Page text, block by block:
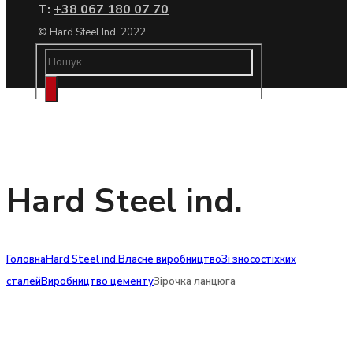
Т: +38 067 180 07 70
© Hard Steel Ind. 2022
Hard Steel ind.
ГоловнаHard Steel ind.Власне виробництвоЗі зносостіхких
сталейВиробництво цементуЗірочка ланцюга